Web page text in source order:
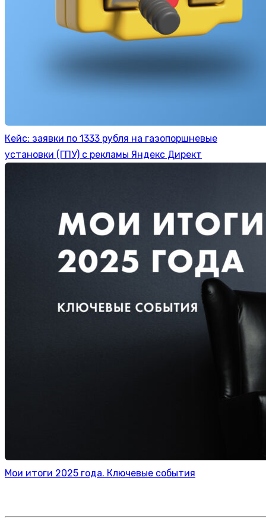
Кейс: заявки по 1333 рубля на газопоршневые
установки (ГПУ) с рекламы Яндекс Директ
Мои итоги 2025 года. Ключевые события